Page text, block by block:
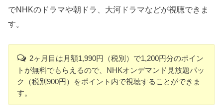
でNHKのドラマや朝ドラ、大河ドラマなどが視聴できま
す。
2ヶ月目は月額1,990円（税別）で1,200円分のポイン
トが無料でもらえるので、NHKオンデマンド見放題パッ
ク（税別900円）をポイント内で視聴することができま
す。